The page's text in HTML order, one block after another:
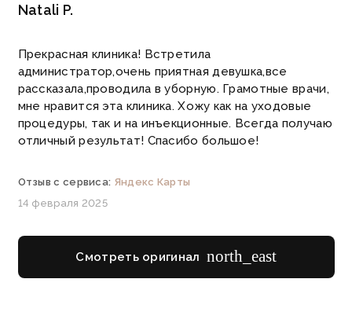
Natali P.
Прекрасная клиника! Встретила
администратор,очень приятная девушка,все
рассказала,проводила в уборную. Грамотные врачи,
мне нравится эта клиника. Хожу как на уходовые
процедуры, так и на инъекционные. Всегда получаю
отличный результат! Спасибо большое!
Отзыв с сервиса: Яндекс Карты
14 февраля 2025
Смотреть оригинал north_east